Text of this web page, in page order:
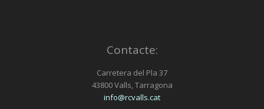
Contacte:
Carretera del Pla 37
43800 Valls, Tarragona
info@rcvalls.cat